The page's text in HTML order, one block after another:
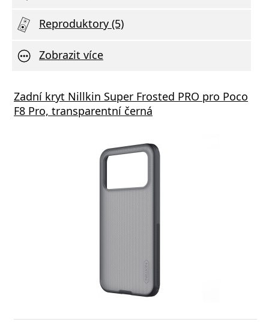
Reproduktory (5)
Zobrazit více
Zadní kryt Nillkin Super Frosted PRO pro Poco
F8 Pro, transparentní černá
Audio Combo 3v1